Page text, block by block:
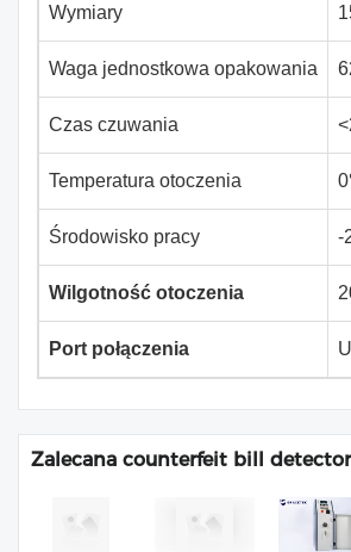
Wymiary
Waga jednostkowa opakowania
Czas czuwania
Temperatura otoczenia
Środowisko pracy -
Wilgotność otoczenia
Port połączenia
Zalecana counterfeit bill detector